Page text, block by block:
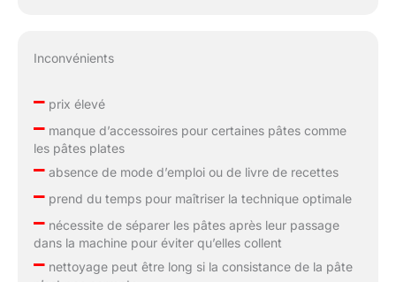
Inconvénients
–prix élevé
–manque d’accessoires pour certaines pâtes comme
les pâtes plates
–absence de mode d’emploi ou de livre de recettes
–prend du temps pour maîtriser la technique optimale
–nécessite de séparer les pâtes après leur passage
dans la machine pour éviter qu’elles collent
–nettoyage peut être long si la consistance de la pâte